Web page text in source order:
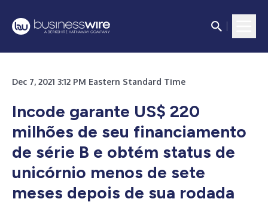
Dec 7, 2021 3:12 PM Eastern Standard Time
Incode garante US$ 220
milhões de seu financiamento
de série B e obtém status de
unicórnio menos de sete
meses depois de sua rodada